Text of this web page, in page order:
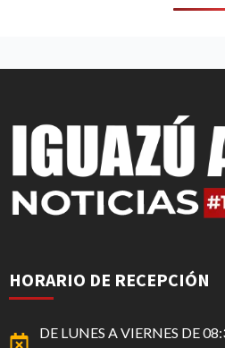
HORARIO DE RECEPCIÓN
DE LUNES A VIERNES DE